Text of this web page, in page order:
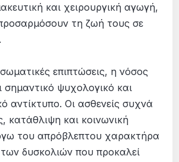
και χειρουργική αγωγή,
τη ζωή τους σε
επιπτώσεις, η νόσος
σημαντικό ψυχολογικό και
αντίκτυπο. Οι ασθενείς συχνά
κατάθλιψη και κοινωνική
του απρόβλεπτου χαρακτήρα
δυσκολιών που προκαλεί